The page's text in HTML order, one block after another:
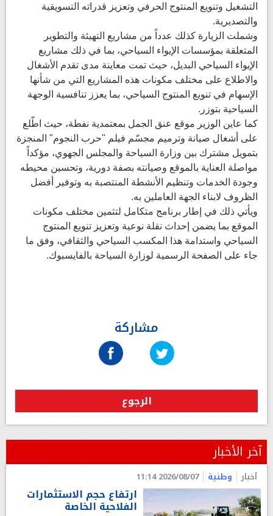
التشغيل وتنويع المنتوج الحرفي وتعزيز قدراته التسويقية
والتصديرية.
وشملت الزيارة كذلك عدداً من مشاريع التهيئة والتطوير
المتعلقة بمؤسسات الإيواء السياحي، بما في ذلك مشاريع
الإيواء السياحي البديل، حيث تمت معاينة مدى تقدم الأشغال
والاطلاع على مختلف مكونات هذه المشاريع التي من شأنها
الإسهام في تنويع المنتوج السياحي، بما يعزز تنافسية الوجهة
السياحية بتوزر.
كما عاين الوزير موقع عنق الجمل بمعتمدية نفطة، حيث اطّلع
على أشغال صيانة وترميم مجسّم فيلم "حرب النجوم" المنجزة
بتمويل مشترك بين وزارة السياحة والمجلس الجهوي، مؤكداً
مواصلة العناية بالموقع وصيانته بصفة دورية، وتحسين محيطه
وجودة الخدمات وتنظيم الأنشطة المنتصبة به وتوفير أفضل
الظروف لابناء الجهة العاملين به.
ويأتي ذلك في إطار برنامج متكامل لتثمين مختلف مكونات
الموقع بما يضمن إحداث نقلة نوعية وتعزيز تنويع المنتوج
السياحي واستدامة هذا المكسب السياحي والثقافي، وفق ما
جاء على الصفحة الرسمية لوزارة السياحة بالفايسبوك.
مشاركة
الرجوع
آخر الأخبار
أخبار وطنية 2026/08/07 11:14
ارتفاع حجم الاستثمارات
الفلاحية الخاصة